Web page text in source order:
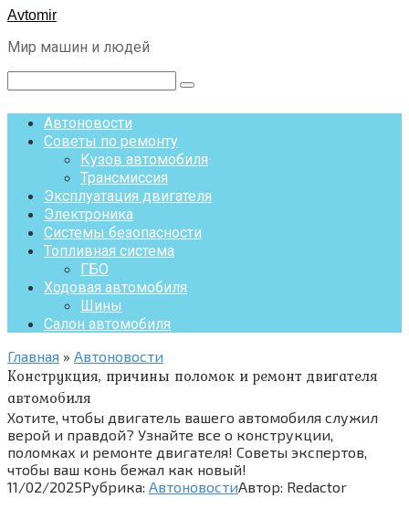
Перейти
контенту
Avtomir
Мир машин и людей
Поиск:
Автоновости
Советы по ремонту
Кузов автомобиля
Трансмиссия
Эксплуатация двигателя
Электроника
Системы безопасности
Топливная система
ГБО
Ходовая автомобиля
Шины
Салон автомобиля
Главная » Автоновости
Конструкция, причины поломок и ремонт двигателя
автомобиля
Хотите, чтобы двигатель вашего автомобиля служил
верой и правдой? Узнайте все о конструкции,
поломках и ремонте двигателя! Советы экспертов,
чтобы ваш конь бежал как новый!
11/02/2025Рубрика: АвтоновостиАвтор: Redactor